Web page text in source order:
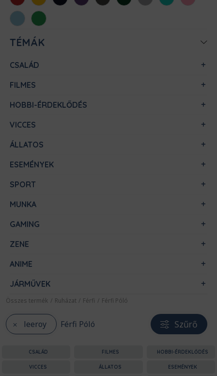
rózsaszín
Világoskék
Zöld
TÉMÁK
CSALÁD
FILMES
HOBBI-ÉRDEKLŐDÉS
VICCES
ÁLLATOS
ESEMÉNYEK
SPORT
MUNKA
GAMING
ZENE
ANIME
JÁRMŰVEK
Összes termék / Ruházat / Férfi / Férfi Póló
leeroy Férfi Póló Szűrő
CSALÁD FILMES HOBBI-ÉRDEKLŐDÉS
VICCES ÁLLATOS ESEMÉNYEK